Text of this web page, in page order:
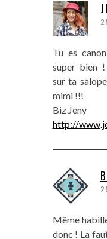
Tu es
super bien
sur ta
mimi !!!
Biz Jeny
http://
Même
donc ! La